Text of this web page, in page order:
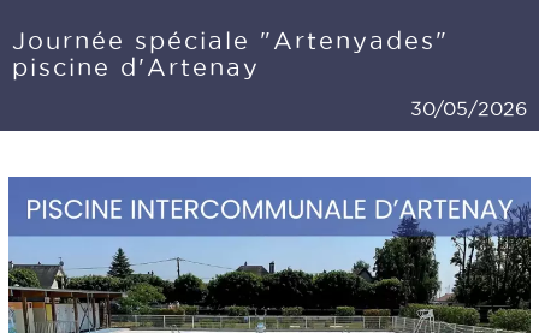
Journée spéciale "Artenyades"
piscine d'Artenay
30/05/2026